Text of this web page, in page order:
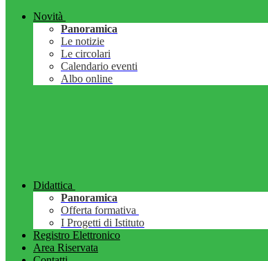
Novità
Panoramica
Le notizie
Le circolari
Calendario eventi
Albo online
Didattica
Panoramica
Offerta formativa
I Progetti di Istituto
Registro Elettronico
Area Riservata